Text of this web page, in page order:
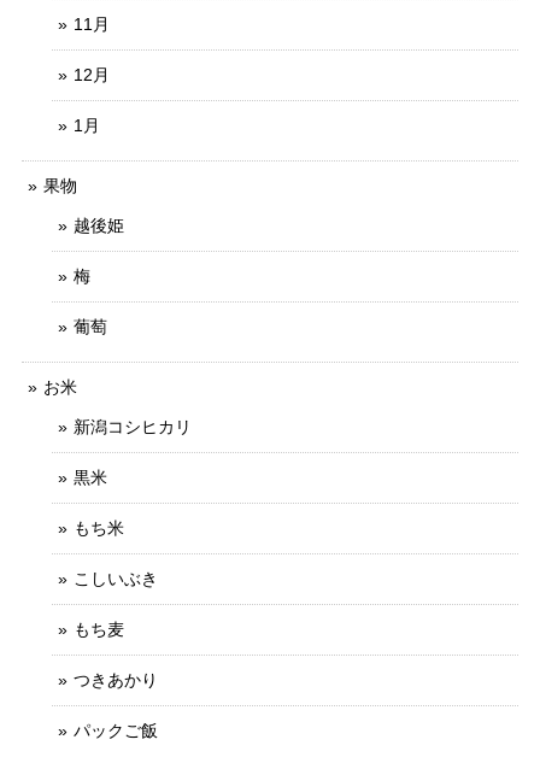
11月
12月
1月
果物
越後姫
梅
葡萄
お米
新潟コシヒカリ
黒米
もち米
こしいぶき
もち麦
つきあかり
パックご飯